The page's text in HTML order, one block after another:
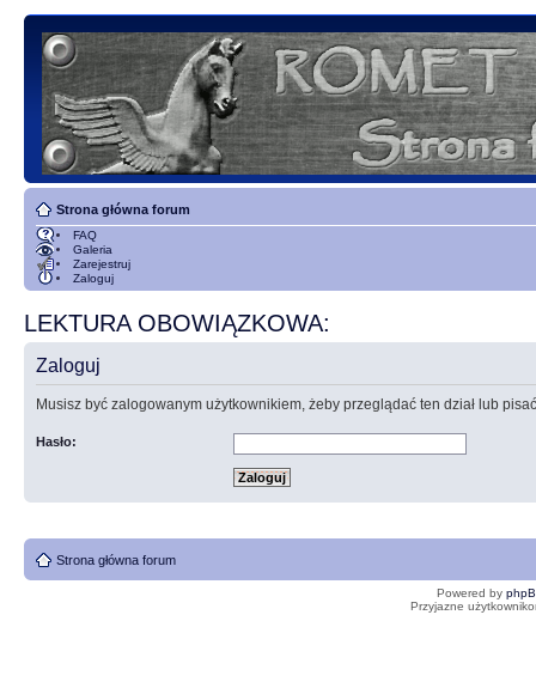
Strona główna forum
FAQ
Galeria
Zarejestruj
Zaloguj
LEKTURA OBOWIĄZKOWA:
Zaloguj
Musisz być zalogowanym użytkownikiem, żeby przeglądać ten dział lub
Hasło:
Strona główna forum
Powered by
Przyjazne